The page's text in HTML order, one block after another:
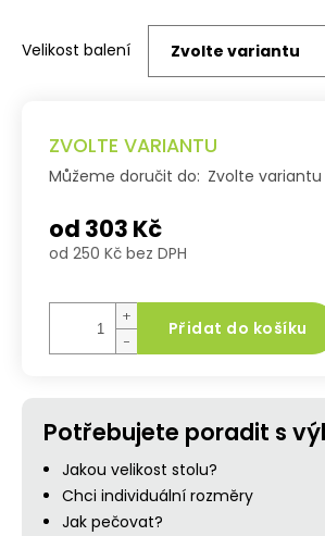
ZVOLTE VARIANTU
Můžeme doručit do: Zvolte variantu
od 303 Kč
od 250 Kč bez DPH
cena:
+
−
Přidat do košíku
Potřebujete poradit s
Jakou velikost stolu?
Chci individuální rozměry
Jak pečovat?
Velikost balení